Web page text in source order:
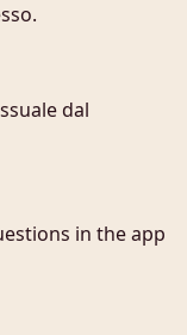
dal
in the app